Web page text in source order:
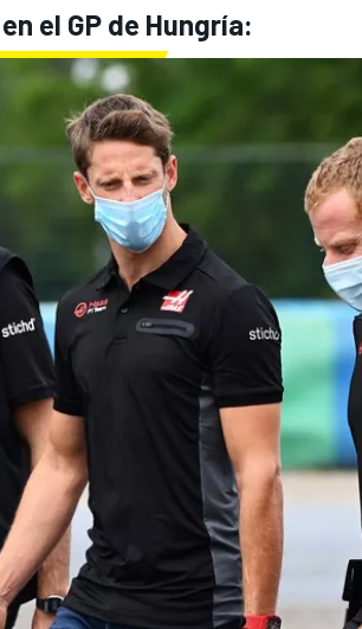
el GP de Hungría: